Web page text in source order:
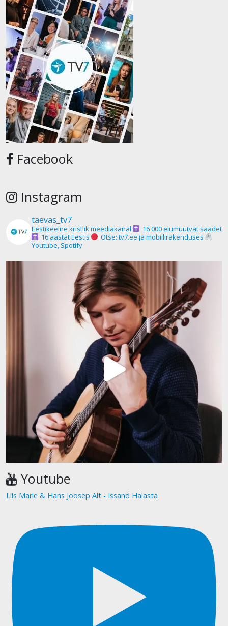
Facebook
Instagram
taevas_tv7
Eestikeelne kristlik meediakanal
16 000 elumuutvat saadet
16 aastat Eestis
Otse: tv7.ee ja mobiilirakenduses
Youtube, Spotify
Youtube
Liis Marie & Hans Joosep Alt - Issand Halasta